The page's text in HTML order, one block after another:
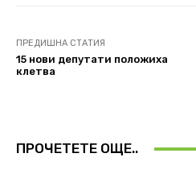
ПРЕДИШНА СТАТИЯ
15 нови депутати положиха
клетва
ПРОЧЕТЕТЕ ОЩЕ..